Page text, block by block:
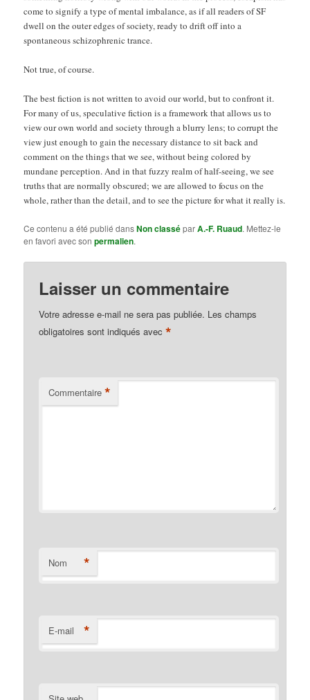
come to signify a type of mental imbalance, as if all readers of SF
dwell on the outer edges of society, ready to drift off into a
spontaneous schizophrenic trance.
Not true, of course.
The best fiction is not written to avoid our world, but to confront it.
For many of us, speculative fiction is a framework that allows us to
view our own world and society through a blurry lens; to corrupt the
view just enough to gain the necessary distance to sit back and
comment on the things that we see, without being colored by
mundane perception. And in that fuzzy realm of half-seeing, we see
truths that are normally obscured; we are allowed to focus on the
whole, rather than the detail, and to see the picture for what it really is.
Ce contenu a été publié dansNon classéparA.-F. Ruaud. Mettez-le
en favori avec sonpermalien.
Laisser un commentaire
Votre adresse e-mail ne sera pas publiée. Les champs
obligatoires sont indiqués avec*
Commentaire *
Nom *
E-mail *